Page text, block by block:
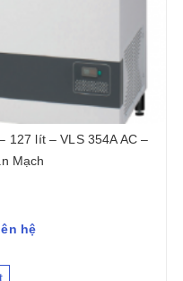
127 lít – VLS 354A AC –
Mạch
hệ